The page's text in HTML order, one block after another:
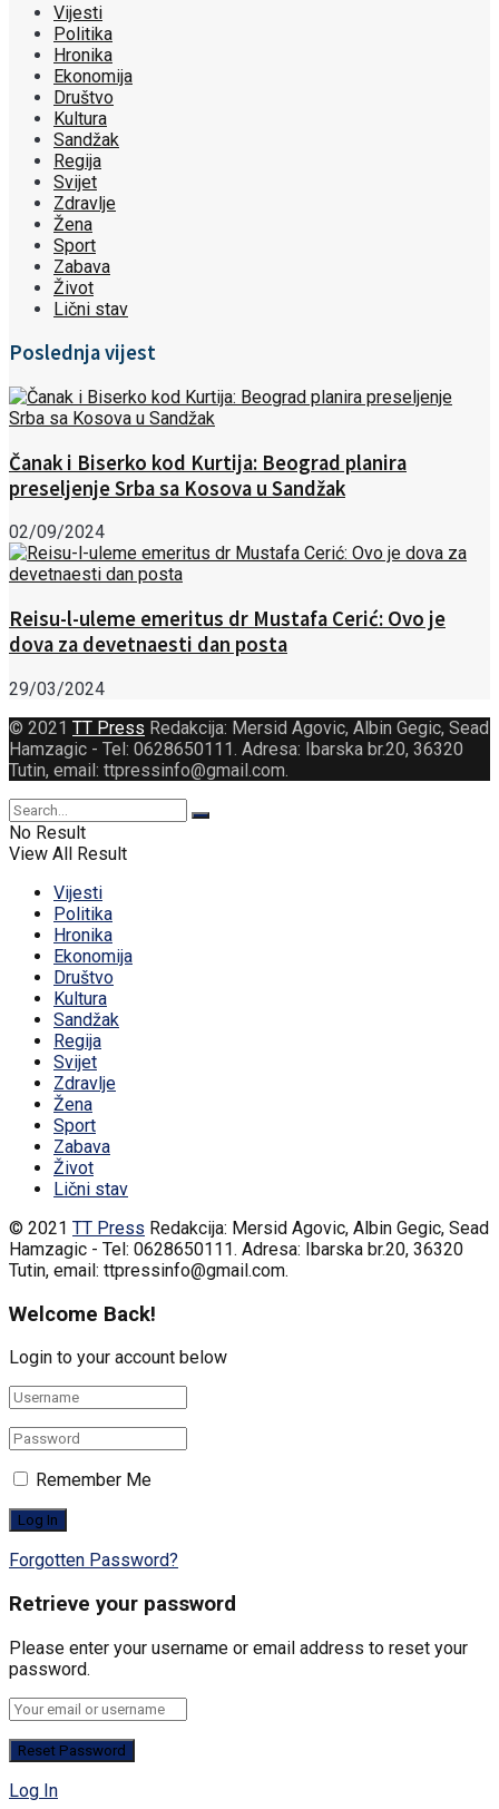
Vijesti
Politika
Hronika
Ekonomija
Društvo
Kultura
Sandžak
Regija
Svijet
Zdravlje
Žena
Sport
Zabava
Život
Lični stav
Poslednja vijest
Čanak i Biserko kod Kurtija: Beograd planira
preseljenje Srba sa Kosova u Sandžak
02/09/2024
Reisu-l-uleme emeritus dr Mustafa Cerić: Ovo je
dova za devetnaesti dan posta
29/03/2024
© 2021 TT Press Redakcija: Mersid Agovic, Albin Gegic, Sead
Hamzagic - Tel: 0628650111. Adresa: Ibarska br.20, 36320
Tutin, email: ttpressinfo@gmail.com.
No Result
View All Result
Vijesti
Politika
Hronika
Ekonomija
Društvo
Kultura
Sandžak
Regija
Svijet
Zdravlje
Žena
Sport
Zabava
Život
Lični stav
© 2021 TT Press Redakcija: Mersid Agovic, Albin Gegic, Sead
Hamzagic - Tel: 0628650111. Adresa: Ibarska br.20, 36320
Tutin, email: ttpressinfo@gmail.com.
Welcome Back!
Login to your account below
Remember Me
Forgotten Password?
Retrieve your password
Please enter your username or email address to reset your
password.
Log In